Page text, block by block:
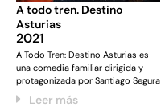
A todo tren. Destino
Asturias
2021
A Todo Tren: Destino Asturias es
una comedia familiar dirigida y
protagonizada por Santiago Segura
Leer más